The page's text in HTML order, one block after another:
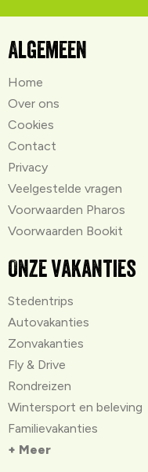
Algemeen
Home
Over ons
Cookies
Contact
Privacy
Veelgestelde vragen
Voorwaarden Pharos
Voorwaarden Bookit
Onze vakanties
Stedentrips
Autovakanties
Zonvakanties
Fly & Drive
Rondreizen
Wintersport en beleving
Familievakanties
+ Meer